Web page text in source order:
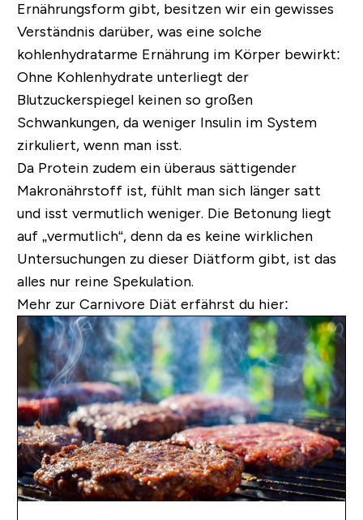
Ernährungsform gibt, besitzen wir ein gewisses
Verständnis darüber, was eine solche
kohlenhydratarme Ernährung im Körper bewirkt:
Ohne Kohlenhydrate unterliegt der
Blutzuckerspiegel keinen so großen
Schwankungen, da weniger Insulin im System
zirkuliert, wenn man isst.
Da Protein zudem ein überaus sättigender
Makronährstoff ist, fühlt man sich länger satt
und isst vermutlich weniger. Die Betonung liegt
auf „vermutlich“, denn da es keine wirklichen
Untersuchungen zu dieser Diätform gibt, ist das
alles nur reine Spekulation.
Mehr zur Carnivore Diät erfährst du hier: